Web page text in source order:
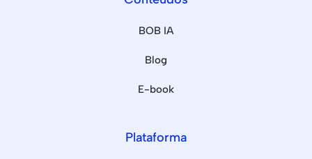
BOB IA
Blog
E-book
Plataforma